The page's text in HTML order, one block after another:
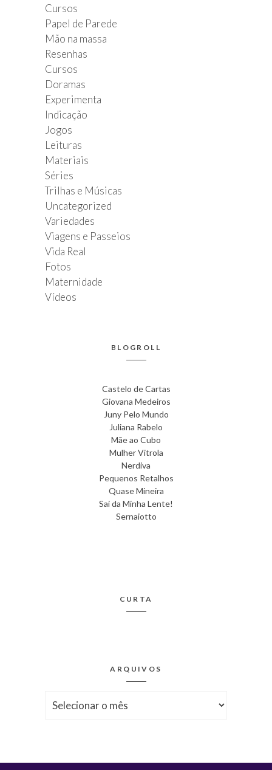
Cursos
Papel de Parede
Mão na massa
Resenhas
Cursos
Doramas
Experimenta
Indicação
Jogos
Leituras
Materiais
Séries
Trilhas e Músicas
Uncategorized
Variedades
Viagens e Passeios
Vida Real
Fotos
Maternidade
Vídeos
BLOGROLL
Castelo de Cartas
Giovana Medeiros
Juny Pelo Mundo
Juliana Rabelo
Mãe ao Cubo
Mulher Vitrola
Nerdiva
Pequenos Retalhos
Quase Mineira
Sai da Minha Lente!
Sernaiotto
CURTA
ARQUIVOS